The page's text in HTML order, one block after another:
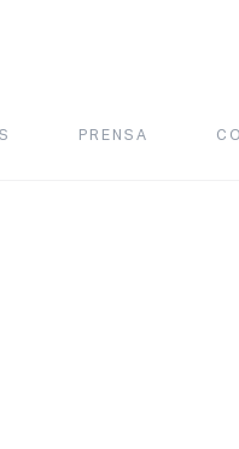
PRENSA